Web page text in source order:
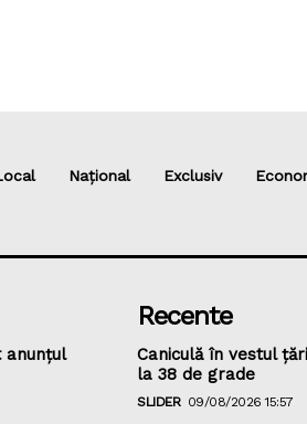
Național Exclusiv
anunțul
Recente
Caniculă în vestul
la 38 de grade
SLIDER 09/08/2026 15:57